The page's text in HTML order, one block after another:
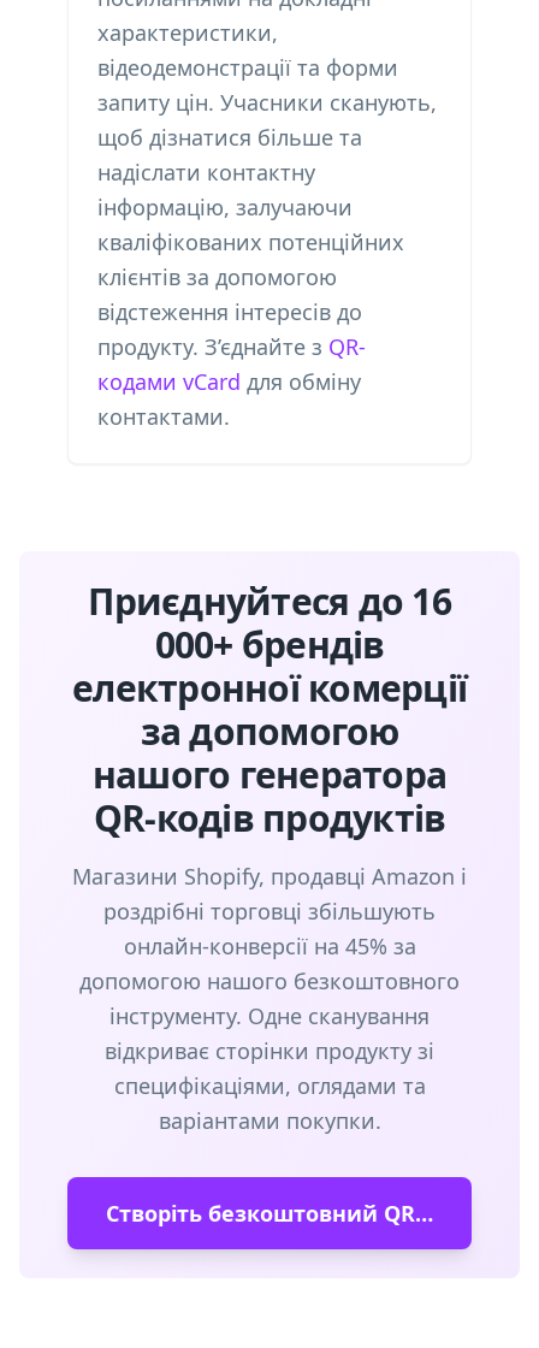
характеристики,
відеодемонстрації та форми
запиту цін. Учасники сканують,
щоб дізнатися більше та
надіслати контактну
інформацію, залучаючи
кваліфікованих потенційних
клієнтів за допомогою
відстеження інтересів до
продукту. З’єднайте з QR-
кодами vCard для обміну
контактами.
Приєднуйтеся до 16
000+ брендів
електронної комерції
за допомогою
нашого генератора
QR-кодів продуктів
Магазини Shopify, продавці Amazon і
роздрібні торговці збільшують
онлайн-конверсії на 45% за
допомогою нашого безкоштовного
інструменту. Одне сканування
відкриває сторінки продукту зі
специфікаціями, оглядами та
варіантами покупки.
Створіть безкоштовний QR-код продукту →